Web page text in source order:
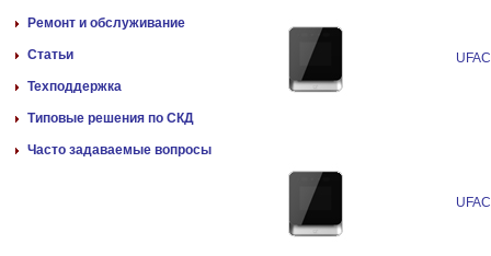
Ремонт и обслуживание
Статьи
Техподдержка
Типовые решения по СКД
Часто задаваемые вопросы